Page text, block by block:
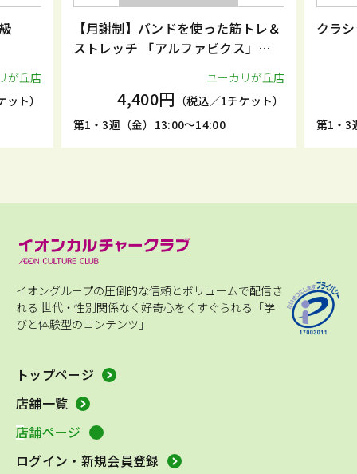
が丘店
ト）
【月謝制】バンドを使った筋トレ＆
ストレッチ 「アルファビクス」
ユーカリが丘店
4,400円 （税込／1チケット）
第1・3週（金）13:00～14:00
クラ
第1・3
イオングループの圧倒的な信頼とボリュームで配信さ
れる 世代・性別関係なく好奇心をくすぐられる「学
びと体験型のコンテンツ」
トップページ
店舗一覧
店舗ページ
ログイン・新規会員登録